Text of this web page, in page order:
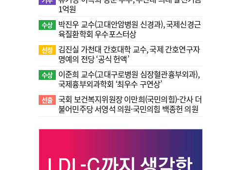
1억원
수상
박진우 교수(고대안암병원 신경과), 국제신경근
육질환학회 우수포스터상
선정
김진실 가천대 간호대학 교수, 국제 간호연구자
명예의 전당 ‘공식 헌액’
수상
이준희 교수(고대구로병원 심장혈관흉부외과),
국제흉부외과학회 ‘최우수 구연상’
선출 국회 보건복지위원장 이만희(국민의힘)-간사 더
불어민주당 서영석 의원·국민의힘 백종헌 의원